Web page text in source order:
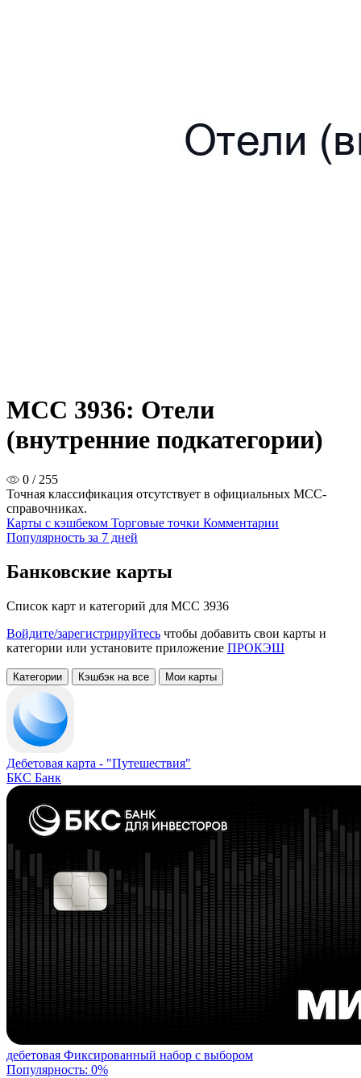
MCC 3936: Отели
(внутренние подкатегории)
0 / 255
Точная классификация отсутствует в официальных MCC-
справочниках.
Карты с кэшбеком Торговые точки Комментарии
Популярность за 7 дней
Банковские карты
Список карт и категорий для MCC 3936
Войдите/зарегистрируйтесь чтобы добавить свои карты и
категории или установите приложение ПРОКЭШ
Категории Кэшбэк на все Мои карты
Дебетовая карта - "Путешествия"
БКС Банк
дебетовая Фиксированный набор с выбором
Популярность: 0%